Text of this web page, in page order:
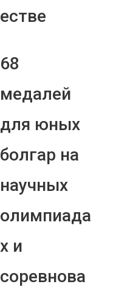
естве
68
медалей
для юных
болгар на
научных
олимпиада
х и
соревнова